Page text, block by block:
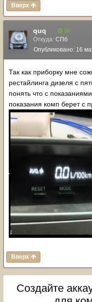
Вверх
quq 10
Откуда: СПб
Опубликовано: 16
Так как приборку мне
рестайлинга дизеля с
понять что с
показания комп берет с
Вверх
Создайте